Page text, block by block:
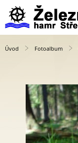
Úvod Fotoalbum